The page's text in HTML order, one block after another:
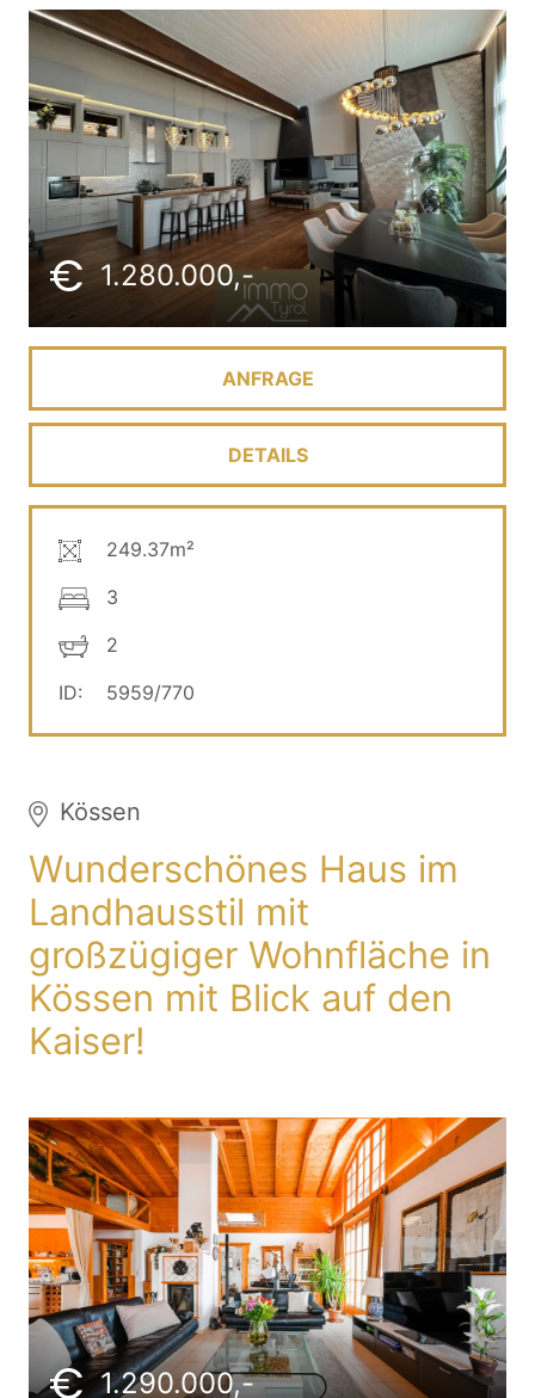
1.280.000,-
ANFRAGE
DETAILS
249.37m²
3
2
ID:
5959/770
Kössen
Wunderschönes Haus im
Landhausstil mit
großzügiger Wohnfläche in
Kössen mit Blick auf den
Kaiser!
1.290.000,-